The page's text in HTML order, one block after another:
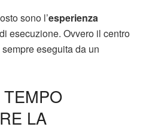
sono l’esperienza
esecuzione. Ovvero il centro
eseguita da un
LA